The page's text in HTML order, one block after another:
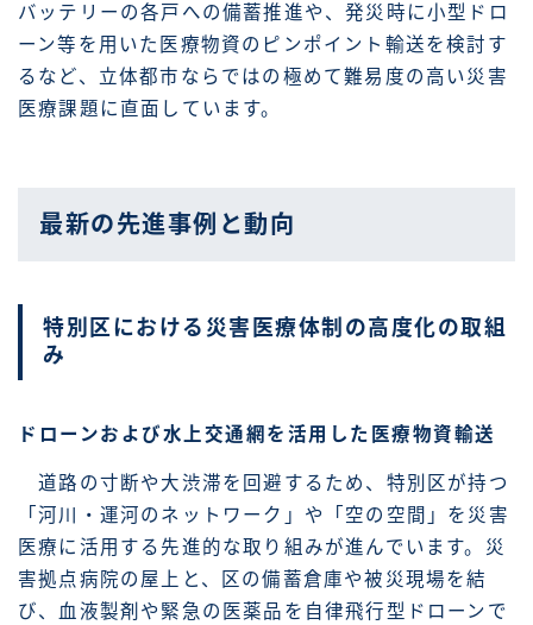
バッテリーの各戸への備蓄推進や、発災時に小型ドロ
ーン等を用いた医療物資のピンポイント輸送を検討す
るなど、立体都市ならではの極めて難易度の高い災害
医療課題に直面しています。
最新の先進事例と動向
特別区における災害医療体制の高度化の取組
み
ドローンおよび水上交通網を活用した医療物資輸送
道路の寸断や大渋滞を回避するため、特別区が持つ
「河川・運河のネットワーク」や「空の空間」を災害
医療に活用する先進的な取り組みが進んでいます。災
害拠点病院の屋上と、区の備蓄倉庫や被災現場を結
び、血液製剤や緊急の医薬品を自律飛行型ドローンで